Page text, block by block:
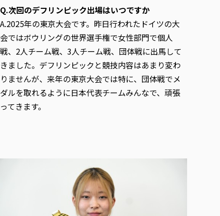
Q.次回のデフリンピック出場はいつですか
A.2025年の東京大会です。昨日行われたドイツの大
会ではボウリングの世界選手権で女性部門で個人
戦、2人チーム戦、3人チーム戦、団体戦に出馬して
きました。デフリンピックと競技内容はあまり変わ
りませんが、来年の東京大会では特に、団体戦でメ
ダルを取れるように日本代表チームみんなで、頑張
ってきます。